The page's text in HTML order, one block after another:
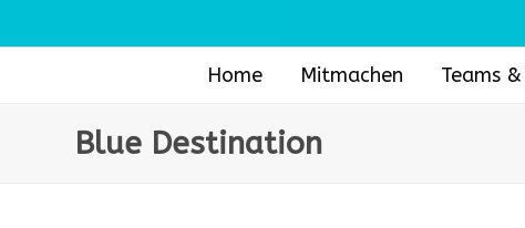
to
Home Mitmachen Teams
Blue Destination